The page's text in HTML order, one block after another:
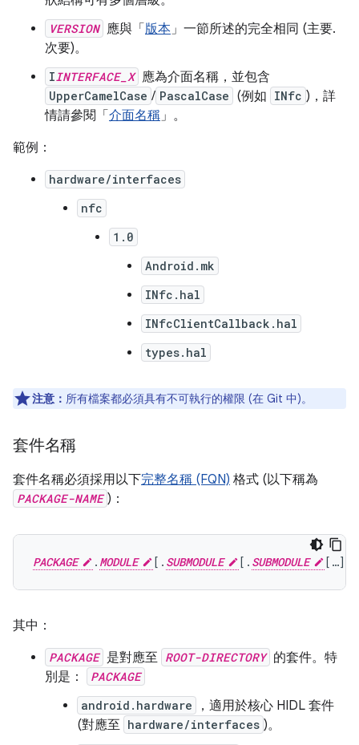
VERSION 應與「 版本」一節所述的完全相同 (主要.
次要)。
IINTERFACE_X 應為介面名稱，並包含
UpperCamelCase / PascalCase (例如 INfc )，詳
情請參閱「 介面名稱」。
範例：
hardware/interfaces
nfc
1.0
Android.mk
INfc.hal
INfcClientCallback.hal
types.hal
注意： 所有檔案都必須具有不可執行的權限 (在 Git 中)。
套件名稱
套件名稱必須採用以下完整名稱 (FQN) 格式 (以下稱為
PACKAGE-NAME )：
PACKAGE . MODULE [ . SUBMODULE [. SUBMODULE [ …]
其中：
PACKAGE 是對應至 ROOT-DIRECTORY 的套件。特
別是：
PACKAGE
android.hardware
，適用於核心 HIDL 套件
(對應至 hardware/interfaces )。